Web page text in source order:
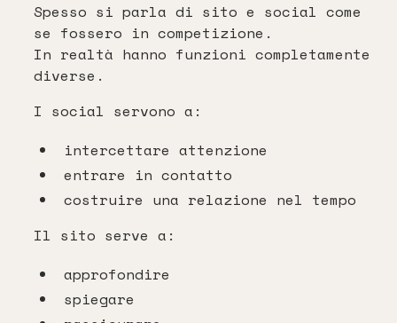
Spesso si parla di sito e social come
se fossero in competizione.
In realtà hanno funzioni completamente
diverse.
I social servono a:
intercettare attenzione
entrare in contatto
costruire una relazione nel tempo
Il sito serve a:
approfondire
spiegare